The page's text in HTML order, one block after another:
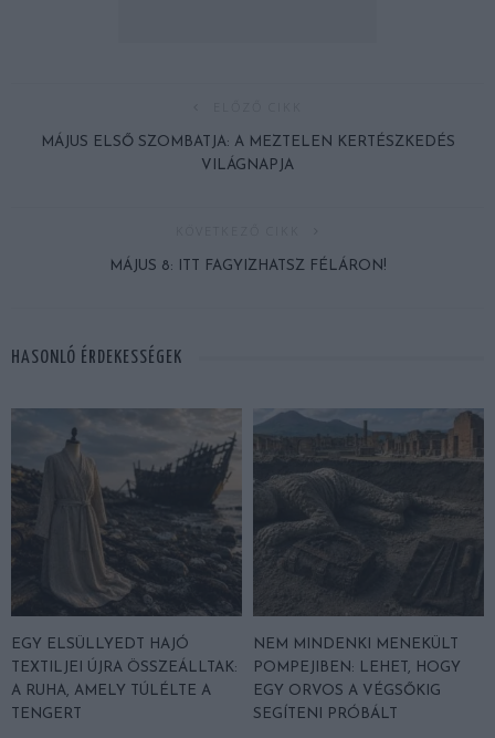
MÁJUS ELSŐ SZOMBATJA: A MEZTELEN KERTÉSZKEDÉS
VILÁGNAPJA
MÁJUS 8: ITT FAGYIZHATSZ FÉLÁRON!
HASONLÓ ÉRDEKESSÉGEK
EGY ELSÜLLYEDT HAJÓ
TEXTILJEI ÚJRA ÖSSZEÁLLTAK:
A RUHA, AMELY TÚLÉLTE A
TENGERT
NEM MINDENKI MENEKÜLT
POMPEJIBEN: LEHET, HOGY
EGY ORVOS A VÉGSŐKIG
SEGÍTENI PRÓBÁLT